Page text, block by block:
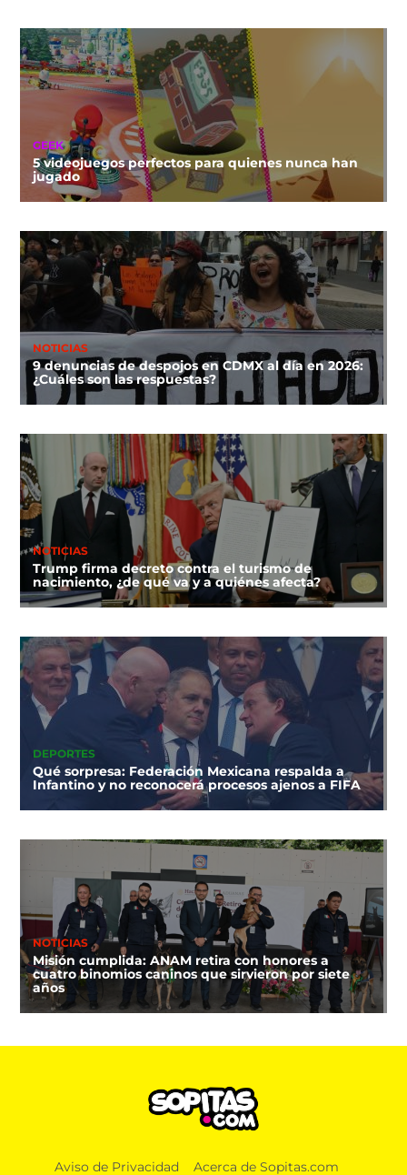
GEEK
5 videojuegos perfectos para quienes nunca han
jugado
NOTICIAS
9 denuncias de despojos en CDMX al día en 2026:
¿Cuáles son las respuestas?
NOTICIAS
Trump firma decreto contra el turismo de
nacimiento, ¿de qué va y a quiénes afecta?
DEPORTES
Qué sorpresa: Federación Mexicana respalda a
Infantino y no reconocerá procesos ajenos a FIFA
NOTICIAS
Misión cumplida: ANAM retira con honores a
cuatro binomios caninos que sirvieron por siete
años
Aviso de Privacidad Acerca de Sopitas.com